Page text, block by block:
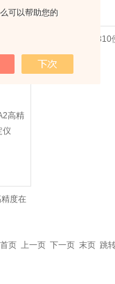
可以帮助您的
度在
页 上一页 下一页 末页 跳